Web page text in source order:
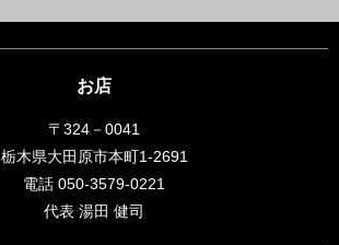
お店
〒324－0041
栃木県大田原市本町1-2691
電話 050-3579-0221
代表 湯田 健司